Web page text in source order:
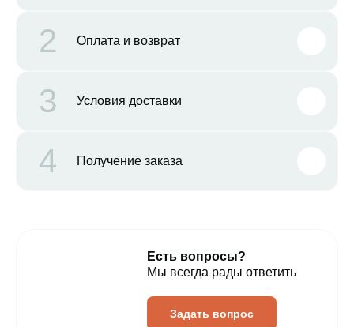
2 Оплата и возврат
3 Условия доставки
4 Получение заказа
Есть вопросы?
Мы всегда рады ответить
Задать вопрос